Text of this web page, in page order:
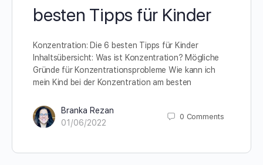
besten Tipps für Kinder
Konzentration: Die 6 besten Tipps für Kinder
Inhaltsübersicht: Was ist Konzentration? Mögliche
Gründe für Konzentrationsprobleme Wie kann ich
mein Kind bei der Konzentration am besten
Branka Rezan
01/06/2022
0 Comments